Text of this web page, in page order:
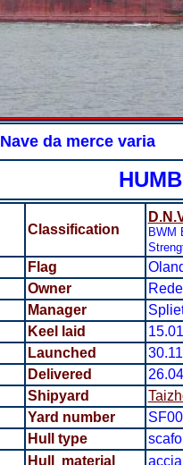
Nave da merce varia
Classification
BWM
Flag
Owner
Manager
Keel laid
Launched
Delivered
Shipyard
Yard number
Hull type
Hull material